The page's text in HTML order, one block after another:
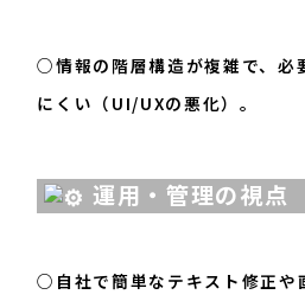
○情報の階層構造が複雑で、必
にくい（UI/UXの悪化）。
運用・管理の視点
○自社で簡単なテキスト修正や